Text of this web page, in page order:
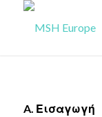
A. Εισαγωγή